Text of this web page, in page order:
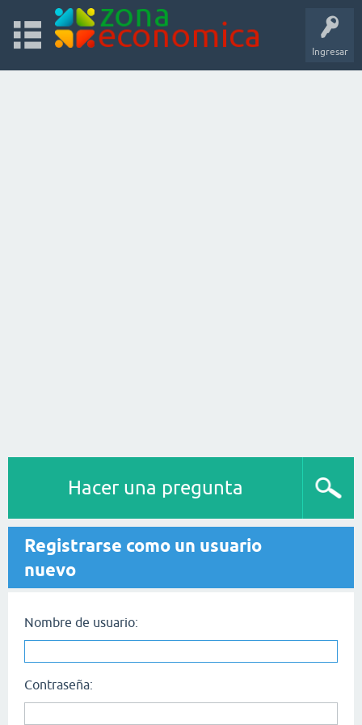
Ingresar
Hacer una pregunta
Registrarse como un usuario
nuevo
Nombre de usuario:
Contraseña: